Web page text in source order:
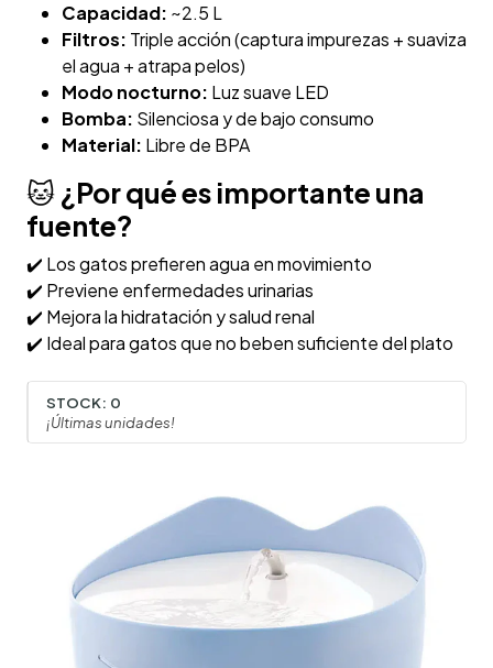
Capacidad: ~2.5 L
Filtros: Triple acción (captura impurezas + suaviza
el agua + atrapa pelos)
Modo nocturno: Luz suave LED
Bomba: Silenciosa y de bajo consumo
Material: Libre de BPA
🐱¿Por qué es importante una
fuente?
✔️ Los gatos prefieren agua en movimiento
✔️ Previene enfermedades urinarias
✔️ Mejora la hidratación y salud renal
✔️ Ideal para gatos que no beben suficiente del plato
STOCK: 0
¡Últimas unidades!